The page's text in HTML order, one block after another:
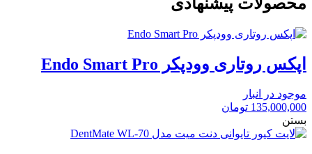
موتور
وات)
/
Compressor
عدد
اپکس روتاری وودپکر Endo Smart Pro
موجود در انبار
135,000,000 تومان
بستن